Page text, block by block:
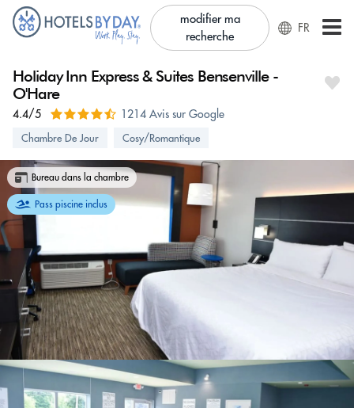
modifier ma
recherche
FR
Holiday Inn Express & Suites Bensenville -
O'Hare
4.4/5 1214 Avis sur Google
Chambre De Jour Cosy/Romantique
Bureau dans la chambre
Pass piscine inclus